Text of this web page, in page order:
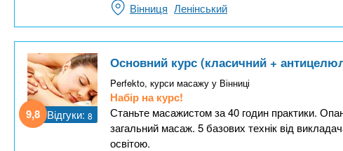
f
o
Вінниця Ленінський
9,8 Відгуки: 8
Основний курс (класичний +
Perfekto, курси масажу у Вінниці
Набір на курс!
Станьте масажистом за 40 годин практики.
загальний масаж. 5 базових технік від
освітою.